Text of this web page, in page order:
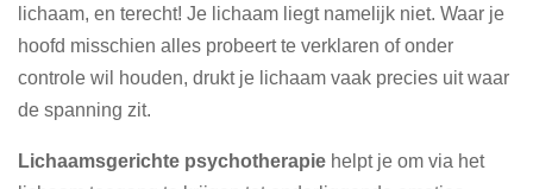
lichaam, en terecht! Je lichaam liegt namelijk niet. Waar je
hoofd misschien alles probeert te verklaren of onder
controle wil houden, drukt je lichaam vaak precies uit waar
de spanning zit.
Lichaamsgerichte psychotherapie helpt je om via het